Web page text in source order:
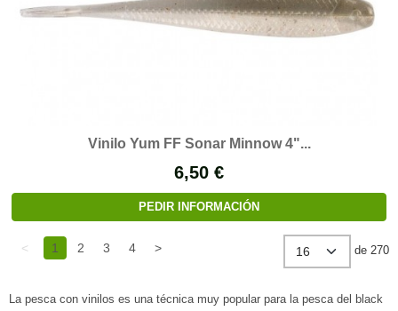
Vinilo Yum FF Sonar Minnow 4"...
6,50 €
PEDIR INFORMACIÓN
< 1 2 3 4 > de 270
La pesca con vinilos es una técnica muy popular para la pesca del black